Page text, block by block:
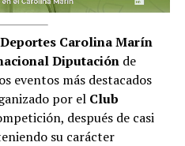
Carolina Marín
Diputaciónde
eventos más destacados
por el Club
después de casi
su carácter